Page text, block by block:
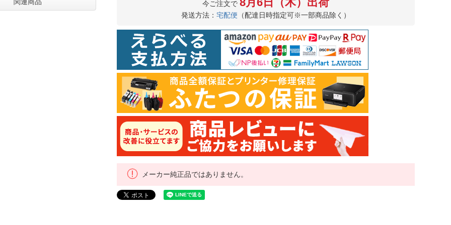
今ご注文で
発送方法： 宅配便 （配達日時指定可※一部商品除く）
メーカー純正品ではありません。